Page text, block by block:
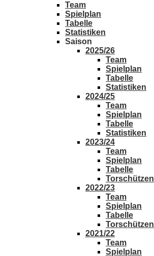
Team
Spielplan
Tabelle
Statistiken
Saison
2025/26
Team
Spielplan
Tabelle
Statistiken
2024/25
Team
Spielplan
Tabelle
Statistiken
2023/24
Team
Spielplan
Tabelle
Torschützen
2022/23
Team
Spielplan
Tabelle
Torschützen
2021/22
Team
Spielplan